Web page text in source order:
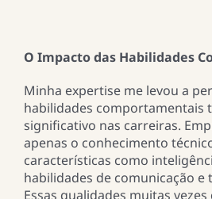
O Impacto das Habilidades
Minha expertise me levou a
habilidades comportamentais
significativo nas carreiras.
apenas o conhecimento
características como
habilidades de comunicação e
Essas qualidades muitas